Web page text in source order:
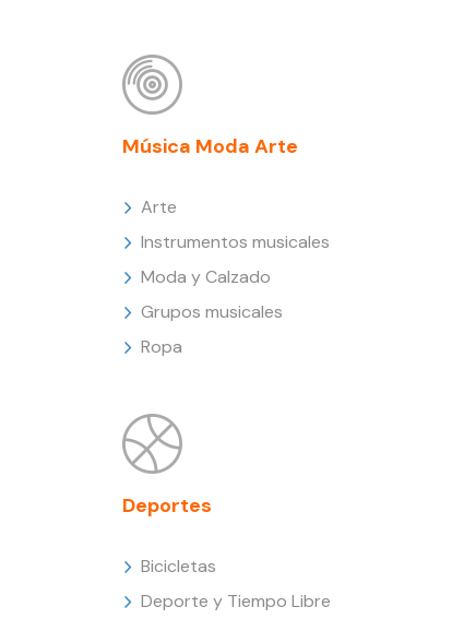
Música Moda Arte
Arte
Instrumentos musicales
Moda y Calzado
Grupos musicales
Ropa
Deportes
Bicicletas
Deporte y Tiempo Libre